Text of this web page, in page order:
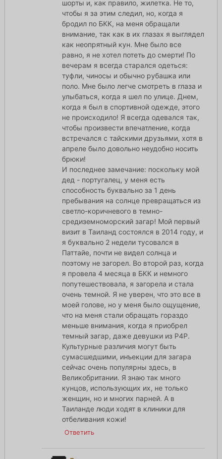
шорты и, как правило, жилетка. Не то,
чтобы я за этим следил, но, когда я
бродил по БКК, на меня обращали
внимание, так как в их глазах я выглядел
как неопрятный кун. Мне было все
равно, я не хотел потеть до смерти! По
вечерам я всегда старался одеться:
туфли, чиносы и обычно рубашка или
поло. Мне было легче смотреть в глаза и
улыбаться, когда я шел по улице. Днем,
когда я был в спортивной одежде, этого
не происходило! Я всегда одевался так,
чтобы произвести впечатление, когда
встречался с тайскими друзьями, хотя в
апреле было довольно неудобно носить
брюки!
И последнее замечание: поскольку мой
дед - португалец, у меня есть
способность буквально за 1 день
пребывания на солнце превращаться из
светло-коричневого в темно-
средиземноморский загар! Мой первый
визит в Таиланд состоялся в 2014 году, и
я буквально 2 недели тусовался в
Паттайе, почти не видел солнца и
поэтому не загорел. Во второй раз, когда
я провела 4 месяца в БКК и немного
попутешествовала, я загорела и стала
очень темной. Я не уверен, что это все в
моей голове, но у меня было ощущение,
что на меня стали обращать гораздо
меньше внимания, когда я приобрел
темный загар, даже девушки из P4P.
Культурные различия могут быть
сумасшедшими, инъекции для загара
сейчас очень популярны здесь, в
Великобритании. Я знаю так много
кунцов, использующих их, не только
женщин, но и многих парней. А в
Таиланде люди ходят в клиники для
отбеливания кожи!
Ответить